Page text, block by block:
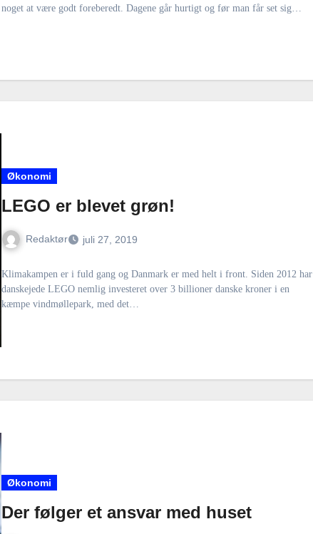
noget at være godt foreberedt. Dagene går hurtigt og før man får set sig…
Økonomi
LEGO er blevet grøn!
Redaktør juli 27, 2019
Klimakampen er i fuld gang og Danmark er med helt i front. Siden 2012 har
danskejede LEGO nemlig investeret over 3 billioner danske kroner i en
kæmpe vindmøllepark, med det…
Økonomi
Der følger et ansvar med huset